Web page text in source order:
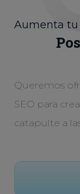
Aumenta tu
Queremos
SEO para
catapulte a